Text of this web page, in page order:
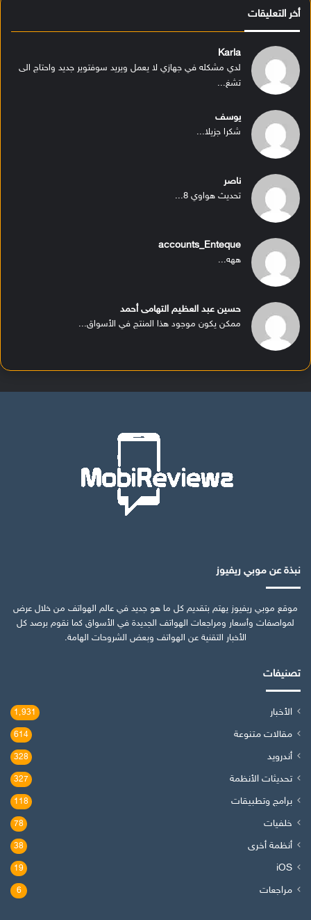
أخر التعليقات
Karla
لدي مشكله في جهازي لا يعمل ويريد سوفتوير جديد واحتاج الى
تشغ...
يوسف
شكرا جزيلا...
ناصر
تحديث هواوي 8...
accounts_Enteque
ههه...
حسين عبد العظيم التهامى أحمد
ممكن يكون موجود هذا المنتج في الأسواق...
نبذة عن موبي ريفيوز
موقع موبي ريفيوز يهتم بتقديم كل ما هو جديد في عالم الهواتف من خلال عرض
لمواصفات وأسعار ومراجعات الهواتف الجديدة في الأسواق كما نقوم برصد كل
الأخبار التقنية عن الهواتف وبعض الشروحات الهامة.
تصنيفات
الأخبار 1٬931
مقالات متنوعة 614
أندرويد 328
تحديثات الأنظمة 327
برامج وتطبيقات 118
خلفيات 78
أنظمة أخرى 38
iOS
19
مراجعات 6